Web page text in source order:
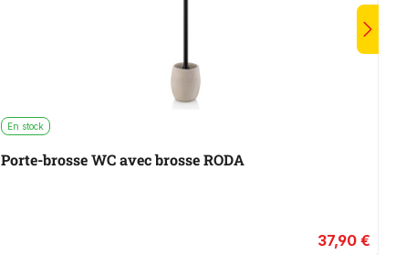
En stock
Porte-brosse WC avec brosse RODA
37,90 €